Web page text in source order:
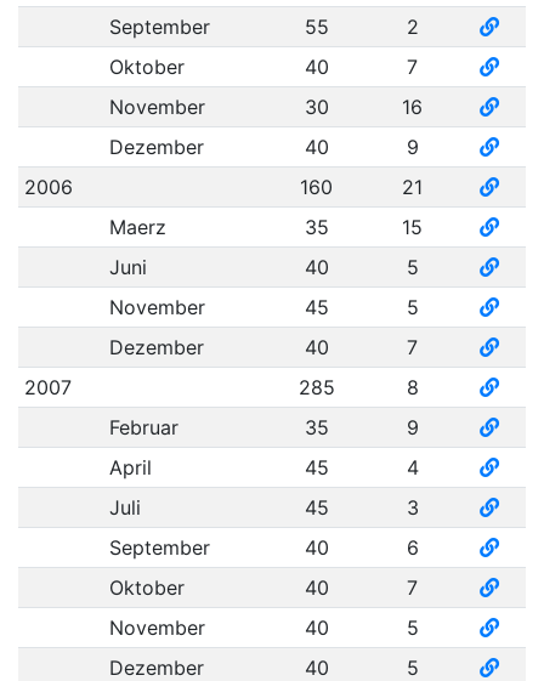
September
55
2
Oktober
40
7
November
30
16
Dezember
40
9
2006
160
21
Maerz
35
15
Juni
40
5
November
45
5
Dezember
40
7
2007
285
8
Februar
35
9
April
45
4
Juli
45
3
September
40
6
Oktober
40
7
November
40
5
Dezember
40
5